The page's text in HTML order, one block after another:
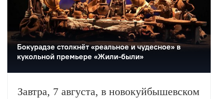
Бокурадзе столкнëт «реальное и чудесное» в
кукольной премьере «Жили-были»
Завтра, 7 августа, в новокуйбышевском